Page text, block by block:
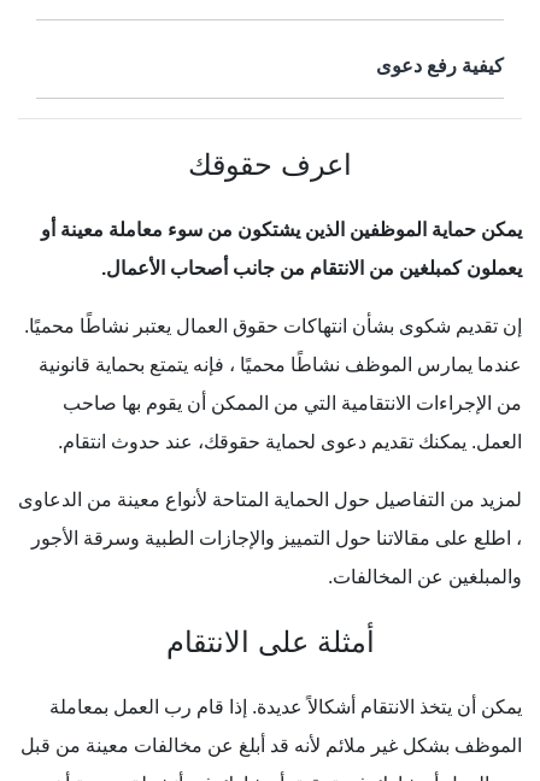
كيفية رفع دعوى
اعرف حقوقك
يمكن حماية الموظفين الذين يشتكون من سوء معاملة معينة أو
يعملون كمبلغين من الانتقام من جانب أصحاب الأعمال.
إن تقديم شكوى بشأن انتهاكات حقوق العمال يعتبر نشاطًا محميًا.
عندما يمارس الموظف نشاطًا محميًا ، فإنه يتمتع بحماية قانونية
من الإجراءات الانتقامية التي من الممكن أن يقوم بها صاحب
العمل. يمكنك تقديم دعوى لحماية حقوقك، عند حدوث انتقام.
لمزيد من التفاصيل حول الحماية المتاحة لأنواع معينة من الدعاوى
، اطلع على مقالاتنا حول التمييز والإجازات الطبية وسرقة الأجور
والمبلغين عن المخالفات.
أمثلة على الانتقام
يمكن أن يتخذ الانتقام أشكالاً عديدة. إذا قام رب العمل بمعاملة
الموظف بشكل غير ملائم لأنه قد أبلغ عن مخالفات معينة من قبل